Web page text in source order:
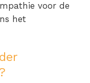
voor de
het